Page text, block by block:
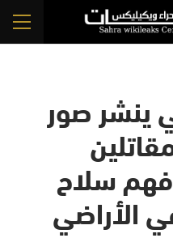
ينشر صور
سلاح
الأراضي